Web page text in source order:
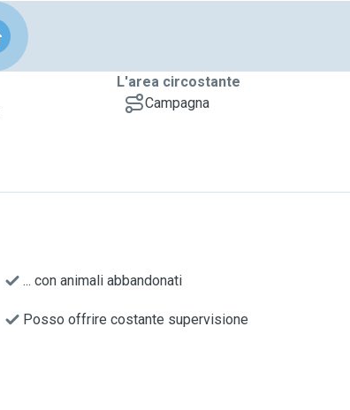
L'area circostante
Campagna
... con animali abbandonati
Posso offrire costante supervisione